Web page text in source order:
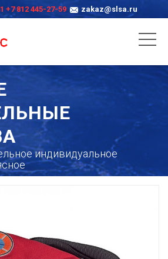
+7 812 445-27-59 zakaz@slsa.ru
индивидуальное